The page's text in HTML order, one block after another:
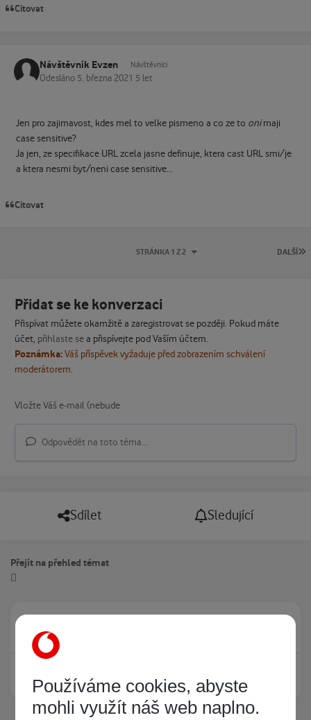
Citovat
Návštěvník Evzen Návštěvníci
Odesláno 5. března 2021 5 let
Jen pro zajimavost, kdes mel to velke pismeno a co ze to onimaji
case sensitive?
Ja jen, ze specifikace URL zcela jasne definuje, ktera cast URL smi/je
a ktera nesmi byt/neni case sensitive...
Citovat
DALŠÍ
STRÁNKA 1 Z 2
Přidat se ke konverzaci
Přispívat můžete okamžitě a zaregistrovat se později. Pokud máte
účet, přihlaste sea přispívejte pod Vaším účtem.
Poznámka:Váš příspěvek vyžaduje před zobrazením schválení
moderátorem.
Odpovědět na toto téma...
Sdílet Sledující
Přejít na přehled témat
Právě prohlíží tuto stránku
Žádný registrovaný uživatel si neprohlíží tuto stránku
Používáme cookies, abyste
mohli využít náš web naplno.